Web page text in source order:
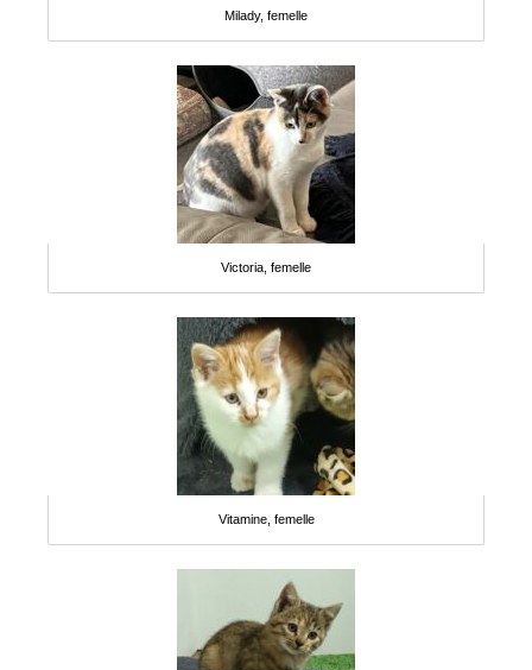
Milady, femelle
Victoria, femelle
Vitamine, femelle